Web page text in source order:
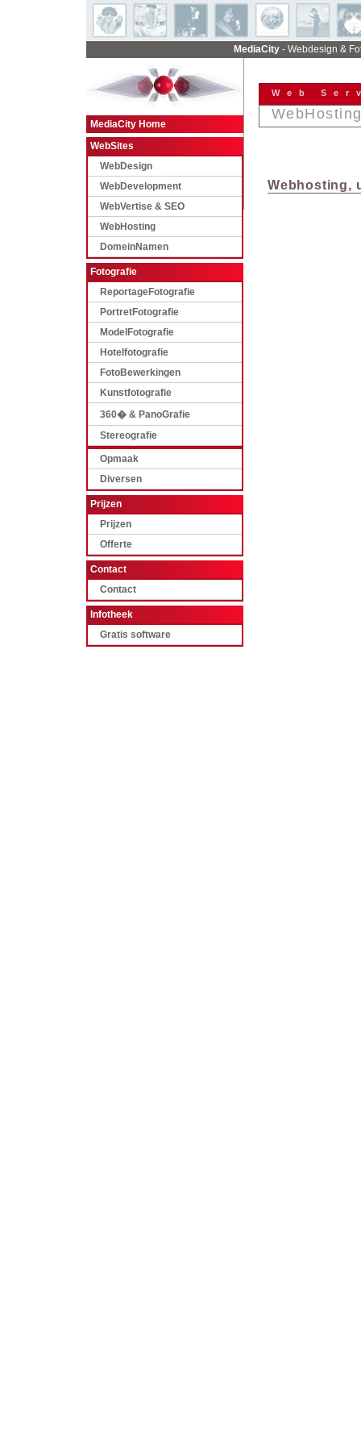
Web
Webhosting,
MediaCity Home
WebSites
WebDesign
WebDevelopment
WebVertise & SEO
WebHosting
DomeinNamen
Fotografie
ReportageFotografie
PortretFotografie
ModelFotografie
Hotelfotografie
FotoBewerkingen
Kunstfotografie
360� & PanoGrafie
Stereografie
Opmaak
Diversen
Prijzen
Prijzen
Offerte
Contact
Contact
Infotheek
Gratis software
MediaCity - Webdesign &